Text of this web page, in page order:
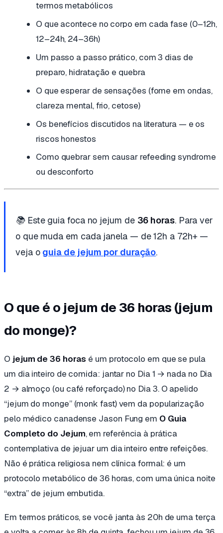
termos metabólicos
O que acontece no corpo em cada fase (0–12h,
12–24h, 24–36h)
Um passo a passo prático, com 3 dias de
preparo, hidratação e quebra
O que esperar de sensações (fome em ondas,
clareza mental, frio, cetose)
Os benefícios discutidos na literatura — e os
riscos honestos
Como quebrar sem causar refeeding syndrome
ou desconforto
📚 Este guia foca no jejum de 36 horas. Para ver
o que muda em cada janela — de 12h a 72h+ —
veja o guia de jejum por duração.
O que é o jejum de 36 horas (jejum
do monge)?
O jejum de 36 horas é um protocolo em que se pula
um dia inteiro de comida: jantar no Dia 1 → nada no Dia
2 → almoço (ou café reforçado) no Dia 3. O apelido
“jejum do monge” (monk fast) vem da popularização
pelo médico canadense Jason Fung em O Guia
Completo do Jejum, em referência à prática
contemplativa de jejuar um dia inteiro entre refeições.
Não é prática religiosa nem clínica formal: é um
protocolo metabólico de 36 horas, com uma única noite
“extra” de jejum embutida.
Em termos práticos, se você janta às 20h de uma terça